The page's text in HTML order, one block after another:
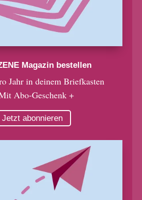
Magazin bestellen
Jahr in deinem Briefkasten
Abo-Geschenk +
Jetzt abonnieren